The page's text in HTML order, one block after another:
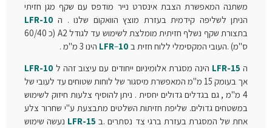
משתנה המאפשרת הצבת אינסרט נייר מודפס עם שקף מגן חזיתי
הניתן לשליפה קידמית בעזרת מוצץ הוואקום שלנו . ה LFR-10
בתצורת שקף נשלף חזיתית מומלצת לשימוש עד לגודל A2 (כ 60/40
ס"מ) .העובי המקסימלי ללוח חזית ב
LFR–10
הינו 3 מ"מ .
ה LFR-15 הינה מסגרת אלומיניום ייחודים עם עיצוב זהה ל LFR-10
אך בעומק 15 מ"מ המאפשרת מיסגור של לוחות שטוחים עד לעובי של
4 מ"מ , גם בגדלים גדולים יחסית . ניתן להוסיף צלעות חיזוק לשימוש
במשטחים גדולים. שליפת חזיתות השלטים מתבצעת ע"י שחרור צלע
אחת של המסגרת בעזרת ברגי צד נסתרים .ב LFR-15 נעשה שימוש